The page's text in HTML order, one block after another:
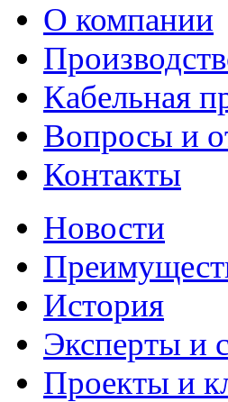
О компании
Кабельная
Вопросы и
Контакты
Новости
История
Эксперты и
Проекты и